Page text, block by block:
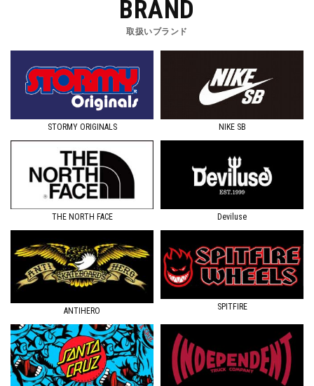
BRAND
取扱いブランド
STORMY ORIGINALS NIKE SB
THE NORTH FACE Deviluse
ANTIHERO SPITFIRE